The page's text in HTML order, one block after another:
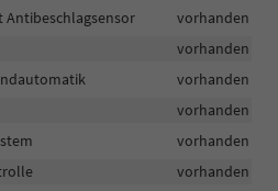
vorhanden
vorhanden
vorhanden
vorhanden
vorhanden
vorhanden